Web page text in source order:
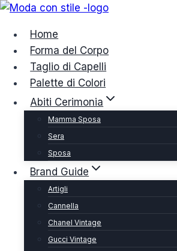
Salta
contenuto
Home
Forma del Corpo
Taglio di Capelli
Palette di Colori
Abiti Cerimonia
Mamma Sposa
Sera
Sposa
Brand Guide
Artigli
Cannella
Chanel Vintage
Gucci Vintage